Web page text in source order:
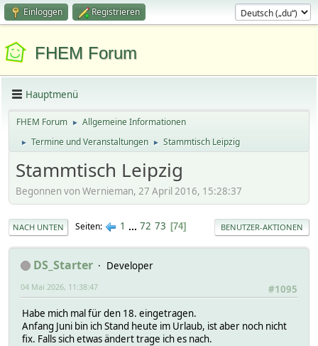
Einloggen Registrieren
FHEM Forum
Hauptmenü
FHEM Forum ► Allgemeine Informationen
► Termine und Veranstaltungen ► Stammtisch Leipzig
Stammtisch Leipzig
Begonnen von Wernieman, 27 April 2016, 15:28:37
NACH UNTEN Seiten 1 ... 72 73 74 BENUTZER-AKTIONEN
DS_Starter
Developer
#1095
04 Mai 2026, 11:38:47
Habe mich mal für den 18. eingetragen.
Anfang Juni bin ich Stand heute im Urlaub, ist aber noch nicht
fix. Falls sich etwas ändert trage ich es nach.